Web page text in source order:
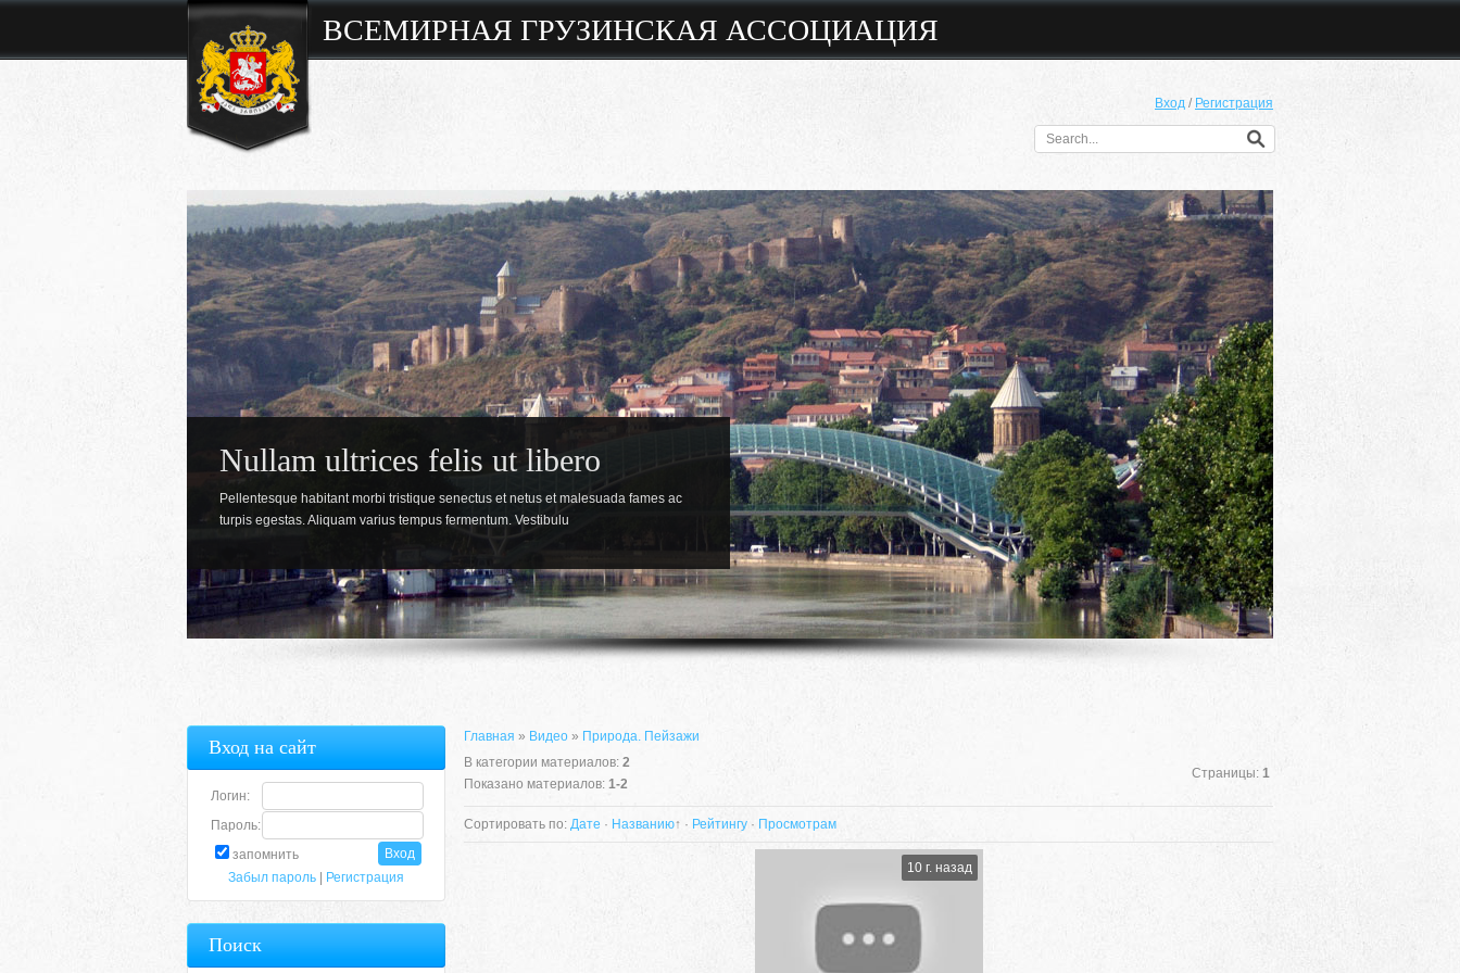
ВСЕМИРНАЯ ГРУЗИНСКАЯ АССОЦИАЦИЯ
Вход / Регистрация
Nullam ultrices felis ut libero
Pellentesque habitant morbi tristique senectus et netus et malesuada fames ac
turpis egestas. Aliquam varius tempus fermentum. Vestibulu
Pellentesque nec tristique nunc. Mauris ac egestas metus. Etiam porttitor augue
ut risus molestie tempus. Vivamus sollicitudin arcu vitae urna imperdiet ege
Главная » Видео » Природа. Пейзажи
В категории материалов: 2
Показано материалов: 1-2
Страницы: 1
Сортировать по: Дате · Названию↑ · Рейтингу · Просмотрам
10 г. назад
Вход на сайт
Логин:
Пароль:
запомнить
Забыл пароль
Регистрация
Поиск